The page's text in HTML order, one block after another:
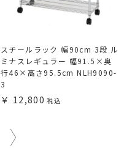
スチールラック 幅90cm 3段 ル
ミナスレギュラー 幅91.5×奥
行46×高さ95.5cm NLH9090-
3
12,800